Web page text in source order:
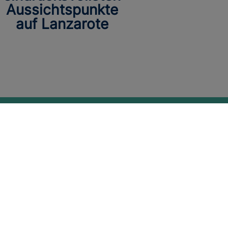
Aussichtspunkte
auf Lanzarote